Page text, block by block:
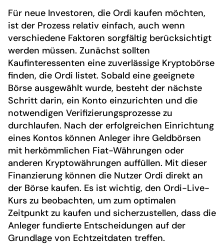
Für neue Investoren, die Ordi kaufen möchten,
ist der Prozess relativ einfach, auch wenn
verschiedene Faktoren sorgfältig berücksichtigt
werden müssen. Zunächst sollten
Kaufinteressenten eine zuverlässige Kryptobörse
finden, die Ordi listet. Sobald eine geeignete
Börse ausgewählt wurde, besteht der nächste
Schritt darin, ein Konto einzurichten und die
notwendigen Verifizierungsprozesse zu
durchlaufen. Nach der erfolgreichen Einrichtung
eines Kontos können Anleger ihre Geldbörsen
mit herkömmlichen Fiat-Währungen oder
anderen Kryptowährungen auffüllen. Mit dieser
Finanzierung können die Nutzer Ordi direkt an
der Börse kaufen. Es ist wichtig, den Ordi-Live-
Kurs zu beobachten, um zum optimalen
Zeitpunkt zu kaufen und sicherzustellen, dass die
Anleger fundierte Entscheidungen auf der
Grundlage von Echtzeitdaten treffen.